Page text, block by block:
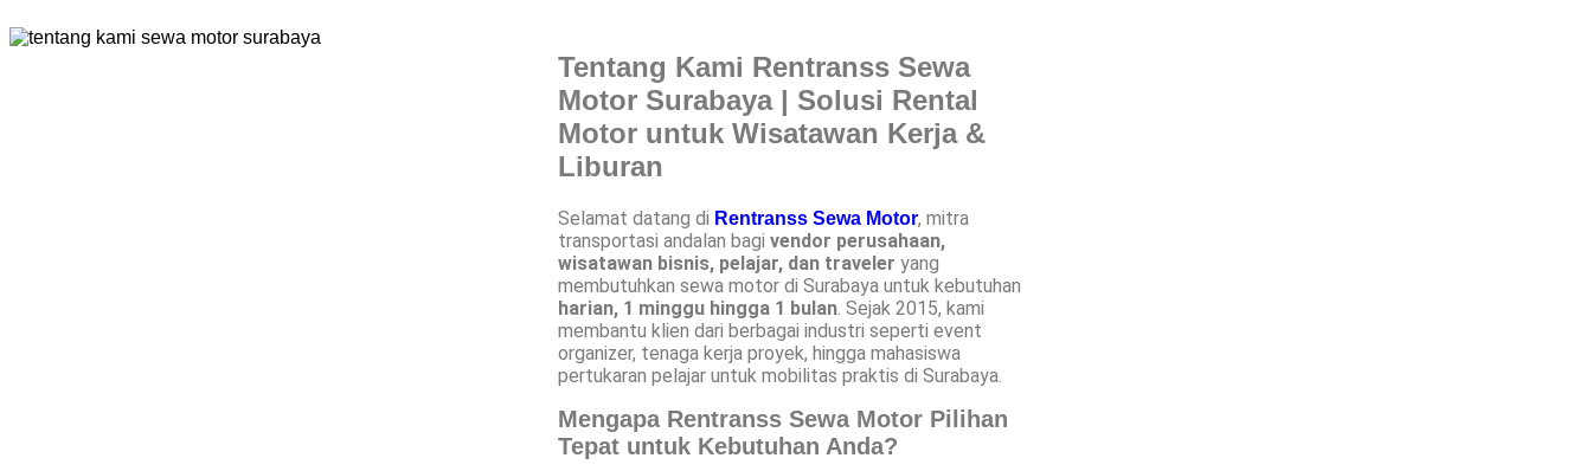
Tentang Kami Rentranss Sewa
Motor Surabaya | Solusi Rental
Motor untuk Wisatawan Kerja &
Liburan
Selamat datang di Rentranss Sewa Motor, mitra
transportasi andalan bagivendor perusahaan,
wisatawan bisnis, pelajar, dan traveler yang
membutuhkan sewa motor di Surabaya untuk kebutuhan
harian, 1 minggu hingga 1 bulan. Sejak 2015, kami
membantu klien dari berbagai industri seperti event
organizer, tenaga kerja proyek, hingga mahasiswa
pertukaran pelajar untuk mobilitas praktis di Surabaya.
Mengapa Rentranss Sewa Motor Pilihan
Tepat untuk Kebutuhan Anda?